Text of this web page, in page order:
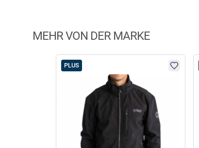
MEHR VON DER MARKE
PLUS